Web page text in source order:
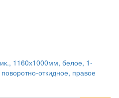
1160х1000мм, белое, 1-
откидное, правое